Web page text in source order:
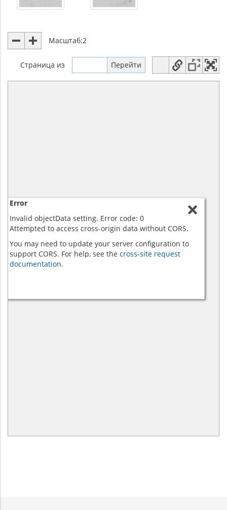
Масштаб:2
Страница из
Error
Invalid objectData setting. Error code: 0
Attempted to access cross-origin data without CORS.
You may need to update your server configuration to
support CORS. For help, see the cross-site request
documentation.